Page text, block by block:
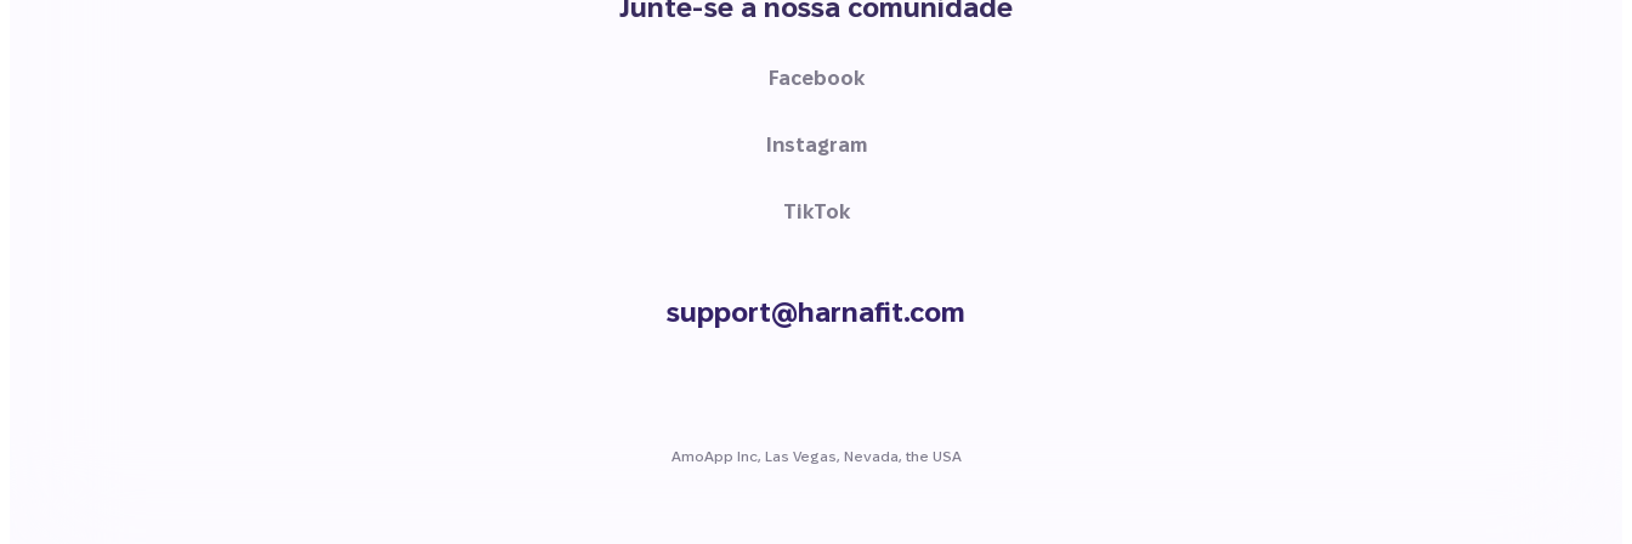
Junte-se a nossa comunidade
Facebook
Instagram
TikTok
support@harnafit.com
AmoApp Inc, Las Vegas, Nevada, the USA